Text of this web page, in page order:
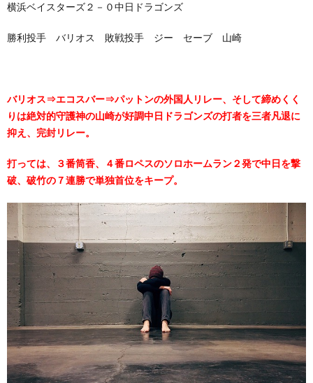
横浜ベイスターズ２－０中日ドラゴンズ
勝利投手 バリオス 敗戦投手 ジー セーブ 山崎
バリオス⇒エコスバー⇒パットンの外国人リレー、そして締めくく
りは絶対的守護神の山崎が好調中日ドラゴンズの打者を三者凡退に
抑え、完封リレー。
打っては、３番筒香、４番ロペスのソロホームラン２発で中日を撃
破、破竹の７連勝で単独首位をキープ。